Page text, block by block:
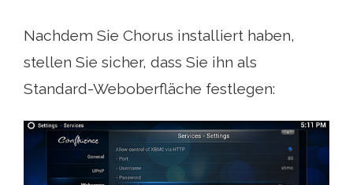
Nachdem Sie Chorus installiert haben,
stellen Sie sicher, dass Sie ihn als
Standard-Weboberfläche festlegen: